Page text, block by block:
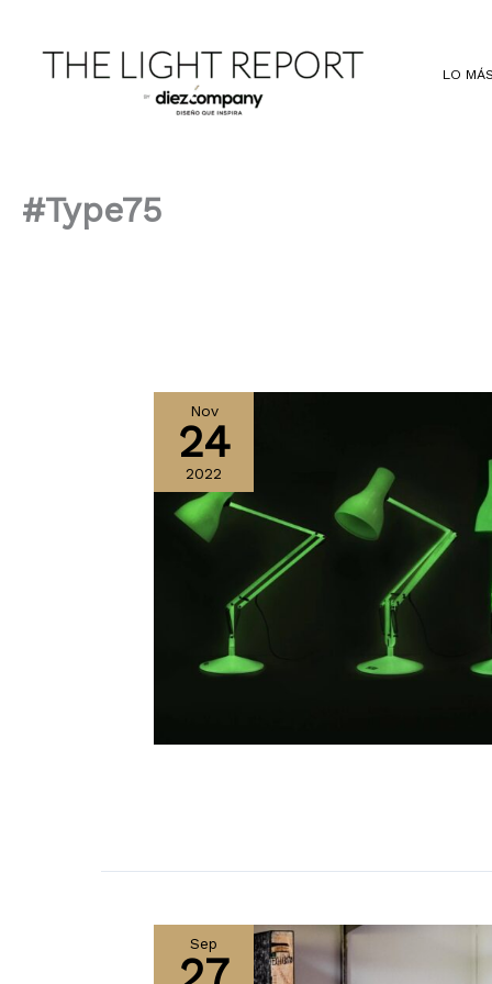
contenido
LO
#Type75
Nov
24
2022
Sep